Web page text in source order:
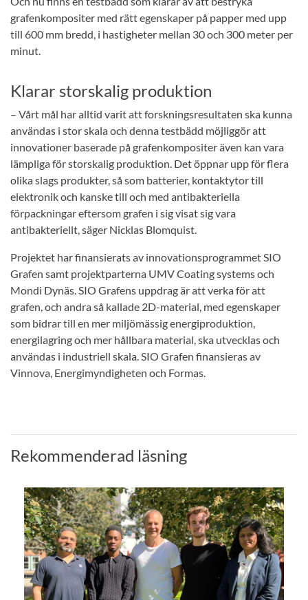
grafenkompositer med rätt egenskaper på papper med upp
till 600 mm bredd, i hastigheter mellan 30 och 300 meter per
minut.
Klarar storskalig produktion
– Vårt mål har alltid varit att forskningsresultaten ska kunna
användas i stor skala och denna testbädd möjliggör att
innovationer baserade på grafenkompositer även kan vara
lämpliga för storskalig produktion. Det öppnar upp för flera
olika slags produkter, så som batterier, kontaktytor till
elektronik och kanske till och med antibakteriella
förpackningar eftersom grafen i sig visat sig vara
antibakteriellt, säger Nicklas Blomquist.
Projektet har finansierats av innovationsprogrammet SIO
Grafen samt projektparterna UMV Coating systems och
Mondi Dynäs. SIO Grafens uppdrag är att verka för att
grafen, och andra så kallade 2D-material, med egenskaper
som bidrar till en mer miljömässig energiproduktion,
energilagring och mer hållbara material, ska utvecklas och
användas i industriell skala. SIO Grafen finansieras av
Vinnova, Energimyndigheten och Formas.
Rekommenderad läsning